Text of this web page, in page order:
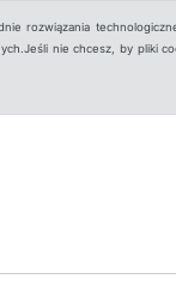
rozwiązania
nie chcesz, by pliki